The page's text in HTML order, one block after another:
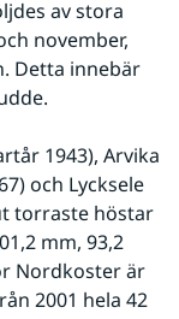
av stora
november,
Detta innebär
1943), Arvika
och Lycksele
torraste höstar
mm, 93,2
Nordkoster är
2001 hela 42